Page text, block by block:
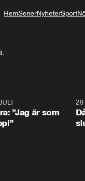
HemSerierNyheterSport
”Jag är som
29